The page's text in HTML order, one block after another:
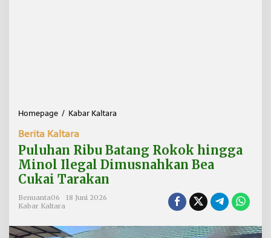
Homepage / Kabar Kaltara
u
h
a
B
Berita Kaltara
Puluhan Ribu Batang Rokok hingga
Minol Ilegal Dimusnahkan Bea
Cukai Tarakan
Benuanta06
18 Juni 2026
Kabar Kaltara